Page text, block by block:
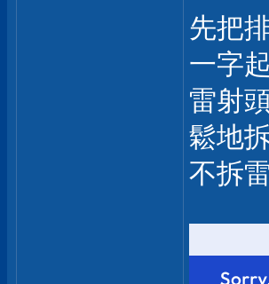
先把
一字
雷射
鬆地
不拆